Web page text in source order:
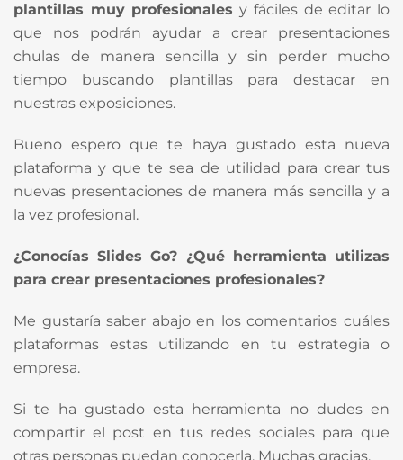
plantillas muy profesionales y fáciles de editar lo
que nos podrán ayudar a crear presentaciones
chulas de manera sencilla y sin perder mucho
tiempo buscando plantillas para destacar en
nuestras exposiciones.
Bueno espero que te haya gustado esta nueva
plataforma y que te sea de utilidad para crear tus
nuevas presentaciones de manera más sencilla y a
la vez profesional.
¿Conocías Slides Go? ¿Qué herramienta utilizas
para crear presentaciones profesionales?
Me gustaría saber abajo en los comentarios cuáles
plataformas estas utilizando en tu estrategia o
empresa.
Si te ha gustado esta herramienta no dudes en
compartir el post en tus redes sociales para que
otras personas puedan conocerla. Muchas gracias.